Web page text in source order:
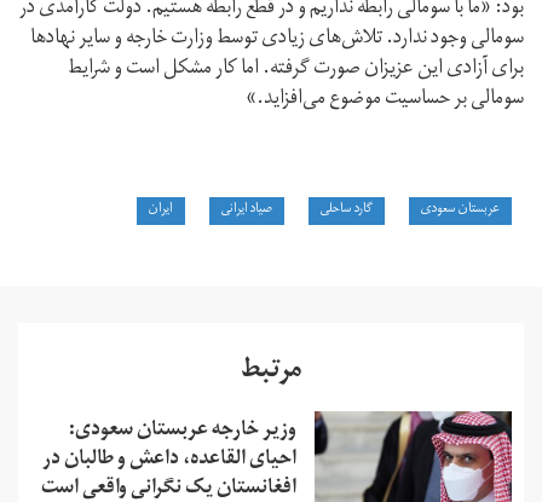
بود: «ما با سومالی رابطه نداریم و در قطع رابطه هستیم. دولت کارآمدی در
سومالی وجود ندارد. تلاش‌های زیادی توسط وزارت خارجه و سایر نهادها
برای آزادی این عزیزان صورت گرفته. اما کار مشکل است و شرايط
سومالی بر حساسیت موضوع می‌افزاید.»
عربستان سعودی گارد ساحلی صیاد ایرانی ایران
مرتبط
وزیر خارجه عربستان سعودی:
احیای القاعده،‌ داعش و طالبان در
افغانستان یک نگرانی واقعی است